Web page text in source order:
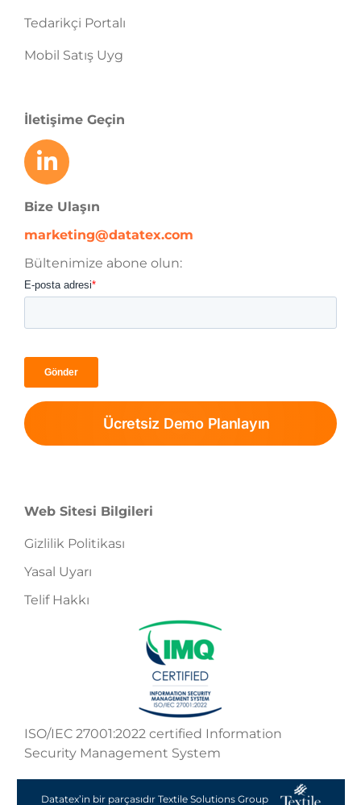
Tedarikçi Portalı
Mobil Satış Uyg
İletişime Geçin
Bize Ulaşın
marketing@datatex.com
Bültenimize abone olun:
Ücretsiz Demo Planlayın
Web Sitesi Bilgileri
Gizlilik Politikası
Yasal Uyarı
Telif Hakkı
ISO/IEC 27001:2022 certified Information
Security Management System
Datatex’in bir parçasıdır Textile Solutions Group